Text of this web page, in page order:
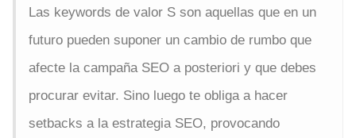
Las keywords de valor S son aquellas que en un
futuro pueden suponer un cambio de rumbo que
afecte la campaña SEO a posteriori y que debes
procurar evitar. Sino luego te obliga a hacer
setbacks a la estrategia SEO, provocando